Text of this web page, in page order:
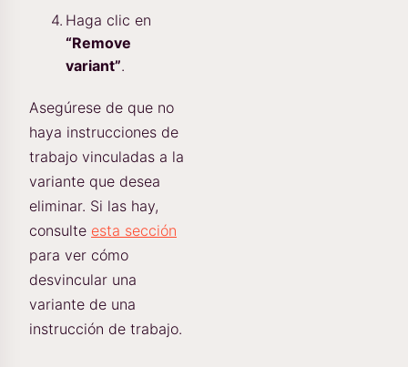
Haga clic en
“Remove
variant”.
Asegúrese de que no
haya instrucciones de
trabajo vinculadas a la
variante que desea
eliminar. Si las hay,
consulte esta sección
para ver cómo
desvincular una
variante de una
instrucción de trabajo.